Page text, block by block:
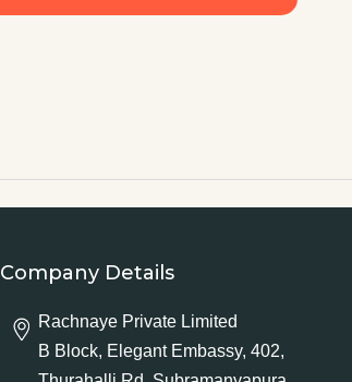
Company Details
Rachnaye Private Limited
B Block, Elegant Embassy, 402,